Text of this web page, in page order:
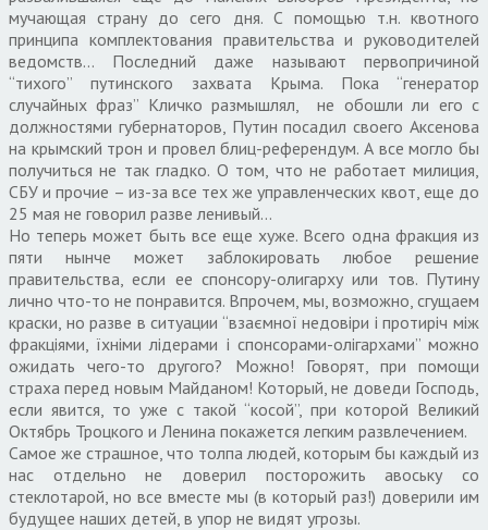
мучающая страну до сего дня. С помощью т.н. квотного
принципа комплектования правительства и руководителей
ведомств… Последний даже называют первопричиной
“тихого” путинского захвата Крыма. Пока “генератор
случайных фраз” Кличко размышлял, не обошли ли его с
должностями губернаторов, Путин посадил своего Аксенова
на крымский трон и провел блиц-референдум. А все могло бы
получиться не так гладко. О том, что не работает милиция,
СБУ и прочие – из-за все тех же управленческих квот, еще до
25 мая не говорил разве ленивый…
Но теперь может быть все еще хуже. Всего одна фракция из
пяти нынче может заблокировать любое решение
правительства, если ее спонсору-олигарху или тов. Путину
лично что-то не понравится. Впрочем, мы, возможно, сгущаем
краски, но разве в ситуации “взаємної недовіри і протиріч між
фракціями, їхніми лідерами і спонсорами-олігархами” можно
ожидать чего-то другого? Можно! Говорят, при помощи
страха перед новым Майданом! Который, не доведи Господь,
если явится, то уже с такой “косой”, при которой Великий
Октябрь Троцкого и Ленина покажется легким развлечением.
Самое же страшное, что толпа людей, которым бы каждый из
нас отдельно не доверил посторожить авоську со
стеклотарой, но все вместе мы (в который раз!) доверили им
будущее наших детей, в упор не видят угрозы.